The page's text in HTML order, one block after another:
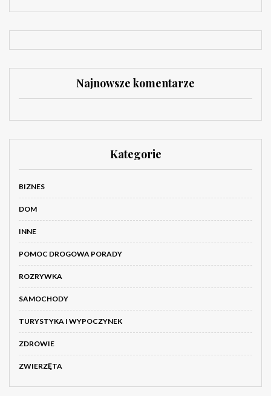
Najnowsze komentarze
Kategorie
BIZNES
DOM
INNE
POMOC DROGOWA PORADY
ROZRYWKA
SAMOCHODY
TURYSTYKA I WYPOCZYNEK
ZDROWIE
ZWIERZĘTA